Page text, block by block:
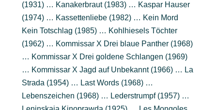
(1931) … Kanakerbraut (1983) … Kaspar Hauser
(1974) … Kassettenliebe (1982) … Kein Mord
Kein Totschlag (1985) … Kohlhiesels Töchter
(1962) … Kommissar X Drei blaue Panther (1968)
… Kommissar X Drei goldene Schlangen (1969)
… Kommissar X Jagd auf Unbekannt (1966) … La
Strada (1954) … Last Words (1968) …
Lebenszeichen (1968) … Lederstrumpf (1957) …